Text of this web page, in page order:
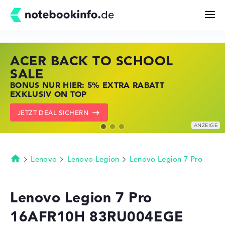
Kaufberatung
Technik & Wissen
Deals
Merkzettel
ACER BACK TO SCHOOL
SALE
BONUS NUR HIER: 5% EXTRA RABATT
EXKLUSIV ON TOP
JETZT DEAL SICHERN
HP STORE SSV DEALS
JETZT ZUGREIFEN: NOTEBOOKS BEI HP
KRÄFTIG REDUZIERT
ZU DEN HP ANGEBOTEN
LENOVO LAPTOP DEALS
NOTEBOOKS BEI LENOVO JETZT
KRÄFTIG REDUZIERT
LENOVO DEALS ZEIGEN
Startseite
Lenovo Lenovo Legion Lenovo Legion 7 Pro
Lenovo Legion 7 Pro
16AFR10H 83RU004EGE